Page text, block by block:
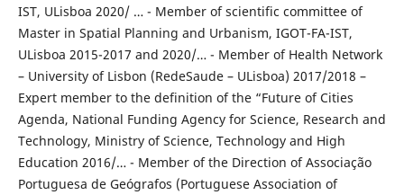
IST, ULisboa 2020/ … - Member of scientific committee of
Master in Spatial Planning and Urbanism, IGOT-FA-IST,
ULisboa 2015-2017 and 2020/… - Member of Health Network
– University of Lisbon (RedeSaude – ULisboa) 2017/2018 –
Expert member to the definition of the “Future of Cities
Agenda, National Funding Agency for Science, Research and
Technology, Ministry of Science, Technology and High
Education 2016/… - Member of the Direction of Associação
Portuguesa de Geógrafos (Portuguese Association of